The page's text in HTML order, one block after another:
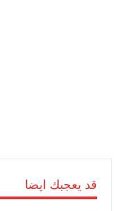
قد يعجبك ايضا